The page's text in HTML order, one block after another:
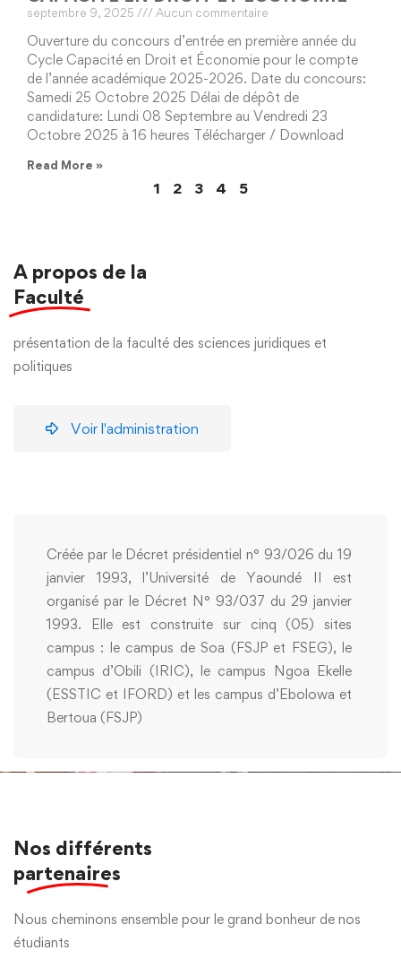
septembre 9, 2025 Aucun commentaire
Ouverture du concours d’entrée en première année du
Cycle Capacité en Droit et Économie pour le compte
de l’année académique 2025-2026. Date du concours:
Samedi 25 Octobre 2025 Délai de dépôt de
candidature: Lundi 08 Septembre au Vendredi 23
Octobre 2025 à 16 heures Télécharger / Download
Read More »
1 2 3 4 5
A propos de la
Faculté
présentation de la faculté des sciences juridiques et
politiques
Voir l'administration
Créée par le Décret présidentiel n° 93/026 du 19
janvier 1993, l’Université de Yaoundé II est
organisé par le Décret N° 93/037 du 29 janvier
1993. Elle est construite sur cinq (05) sites
campus : le campus de Soa (FSJP et FSEG), le
campus d’Obili (IRIC), le campus Ngoa Ekelle
(ESSTIC et IFORD) et les campus d’Ebolowa et
Bertoua (FSJP)
Nos différents
partenaires
Nous cheminons ensemble pour le grand bonheur de nos
étudiants